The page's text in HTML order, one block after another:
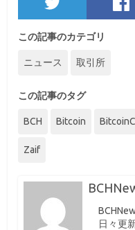
この記事のカテゴリ
ニュース 取引所
この記事のタグ
BCH Bitcoin
Zaif
日々更